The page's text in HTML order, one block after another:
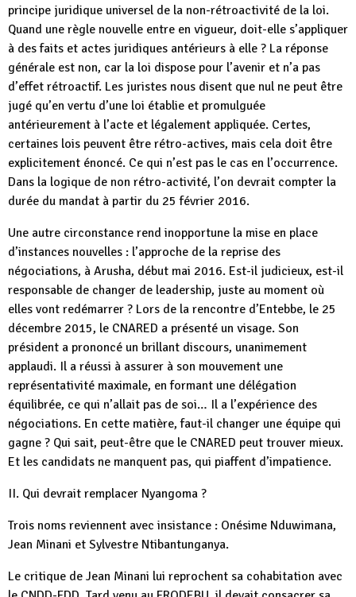
principe juridique universel de la non-rétroactivité de la loi.
Quand une règle nouvelle entre en vigueur, doit-elle s’appliquer
à des faits et actes juridiques antérieurs à elle ? La réponse
générale est non, car la loi dispose pour l’avenir et n’a pas
d’effet rétroactif. Les juristes nous disent que nul ne peut être
jugé qu’en vertu d’une loi établie et promulguée
antérieurement à l’acte et légalement appliquée. Certes,
certaines lois peuvent être rétro-actives, mais cela doit être
explicitement énoncé. Ce qui n’est pas le cas en l’occurrence.
Dans la logique de non rétro-activité, l’on devrait compter la
durée du mandat à partir du 25 février 2016.
Une autre circonstance rend inopportune la mise en place
d’instances nouvelles : l’approche de la reprise des
négociations, à Arusha, début mai 2016. Est-il judicieux, est-il
responsable de changer de leadership, juste au moment où
elles vont redémarrer ? Lors de la rencontre d’Entebbe, le 25
décembre 2015, le CNARED a présenté un visage. Son
président a prononcé un brillant discours, unanimement
applaudi. Il a réussi à assurer à son mouvement une
représentativité maximale, en formant une délégation
équilibrée, ce qui n’allait pas de soi… Il a l’expérience des
négociations. En cette matière, faut-il changer une équipe qui
gagne ? Qui sait, peut-être que le CNARED peut trouver mieux.
Et les candidats ne manquent pas, qui piaffent d’impatience.
II. Qui devrait remplacer Nyangoma ?
Trois noms reviennent avec insistance : Onésime Nduwimana,
Jean Minani et Sylvestre Ntibantunganya.
Le critique de Jean Minani lui reprochent sa cohabitation avec